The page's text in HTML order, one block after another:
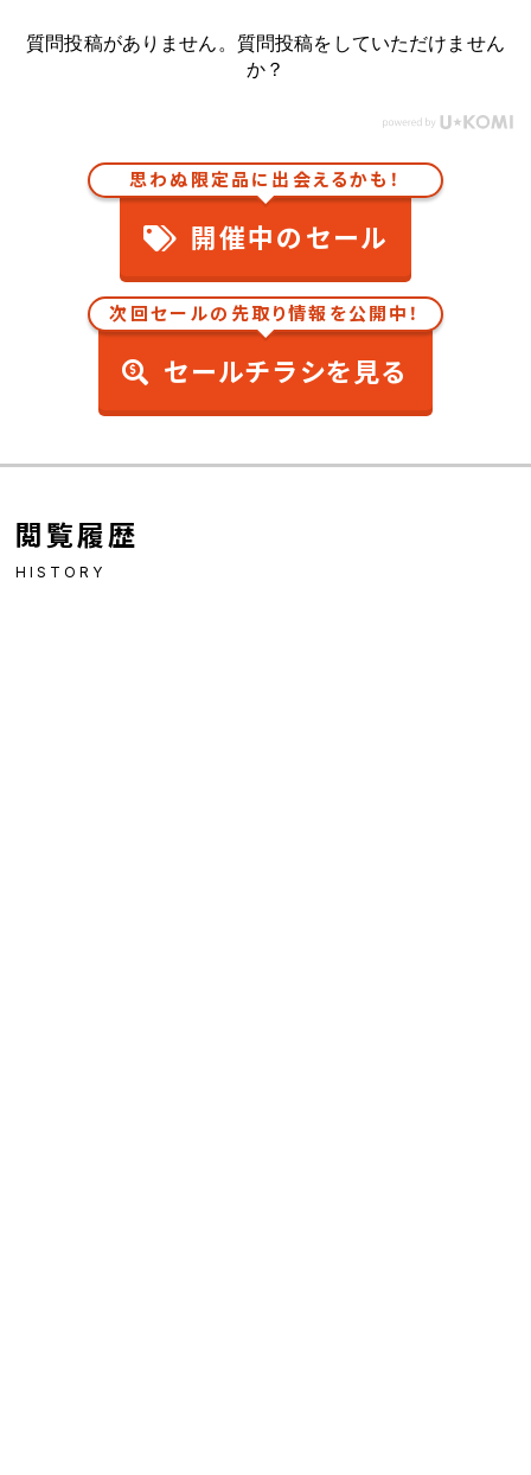
質問投稿がありません。質問投稿をしていただけません
か？
思わぬ限定品に出会えるかも！
開催中のセール
次回セールの先取り情報を公開中！
セールチラシを見る
閲覧履歴
HISTORY